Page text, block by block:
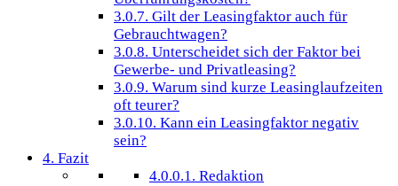
3.0.7. Gilt der Leasingfaktor auch für
Gebrauchtwagen?
3.0.8. Unterscheidet sich der Faktor bei
Gewerbe- und Privatleasing?
3.0.9. Warum sind kurze Leasinglaufzeiten
oft teurer?
3.0.10. Kann ein Leasingfaktor negativ
sein?
4. Fazit
4.0.0.1. Redaktion